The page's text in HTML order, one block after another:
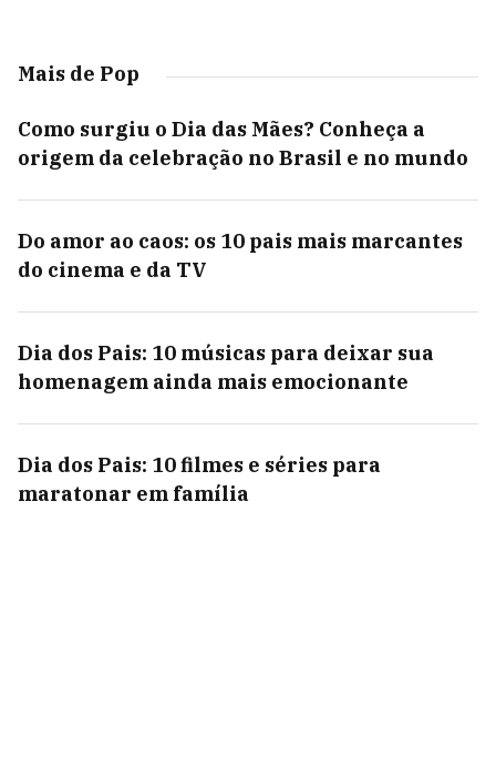
Mais de Pop
Como surgiu o Dia das Mães? Conheça a
origem da celebração no Brasil e no mundo
Do amor ao caos: os 10 pais mais marcantes
do cinema e da TV
Dia dos Pais: 10 músicas para deixar sua
homenagem ainda mais emocionante
Dia dos Pais: 10 filmes e séries para
maratonar em família